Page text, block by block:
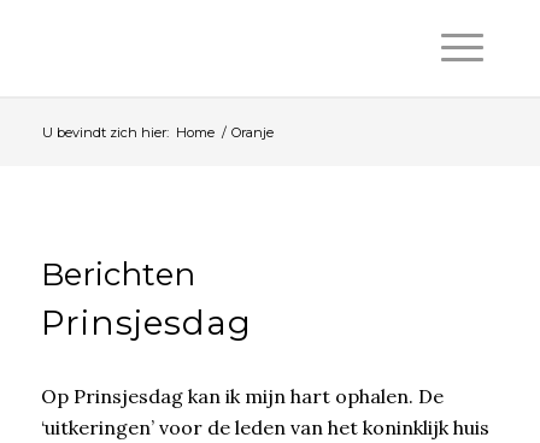
U bevindt zich hier: Home / Oranje
Berichten
Prinsjesdag
Op Prinsjesdag kan ik mijn hart ophalen. De
‘uitkeringen’ voor de leden van het koninklijk huis